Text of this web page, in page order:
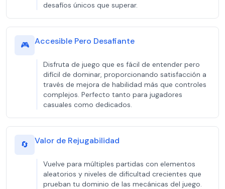
desafíos únicos que superar.
🎮 Accesible Pero Desafiante
Disfruta de juego que es fácil de entender pero
difícil de dominar, proporcionando satisfacción a
través de mejora de habilidad más que controles
complejos. Perfecto tanto para jugadores
casuales como dedicados.
🔄 Valor de Rejugabilidad
Vuelve para múltiples partidas con elementos
aleatorios y niveles de dificultad crecientes que
prueban tu dominio de las mecánicas del juego.